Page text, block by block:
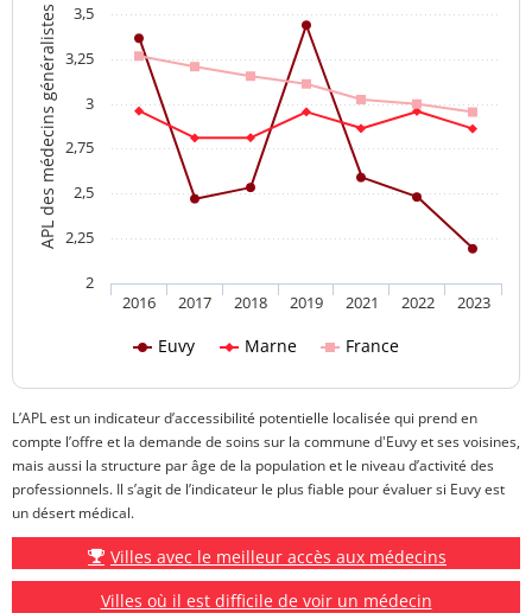
APL des médecins généralistes
Euvy Marne France
2016 2017 2018 2019 2021 2022 2023
2
2,25
2,5
2,75
3
3,25
3,5
L’APL est un indicateur d’accessibilité potentielle localisée qui prend en
compte l’offre et la demande de soins sur la commune d'Euvy et ses voisines,
mais aussi la structure par âge de la population et le niveau d’activité des
professionnels. Il s’agit de l’indicateur le plus fiable pour évaluer si Euvy est
un désert médical.
Villes avec le meilleur accès aux médecins
Villes où il est difficile de voir un médecin